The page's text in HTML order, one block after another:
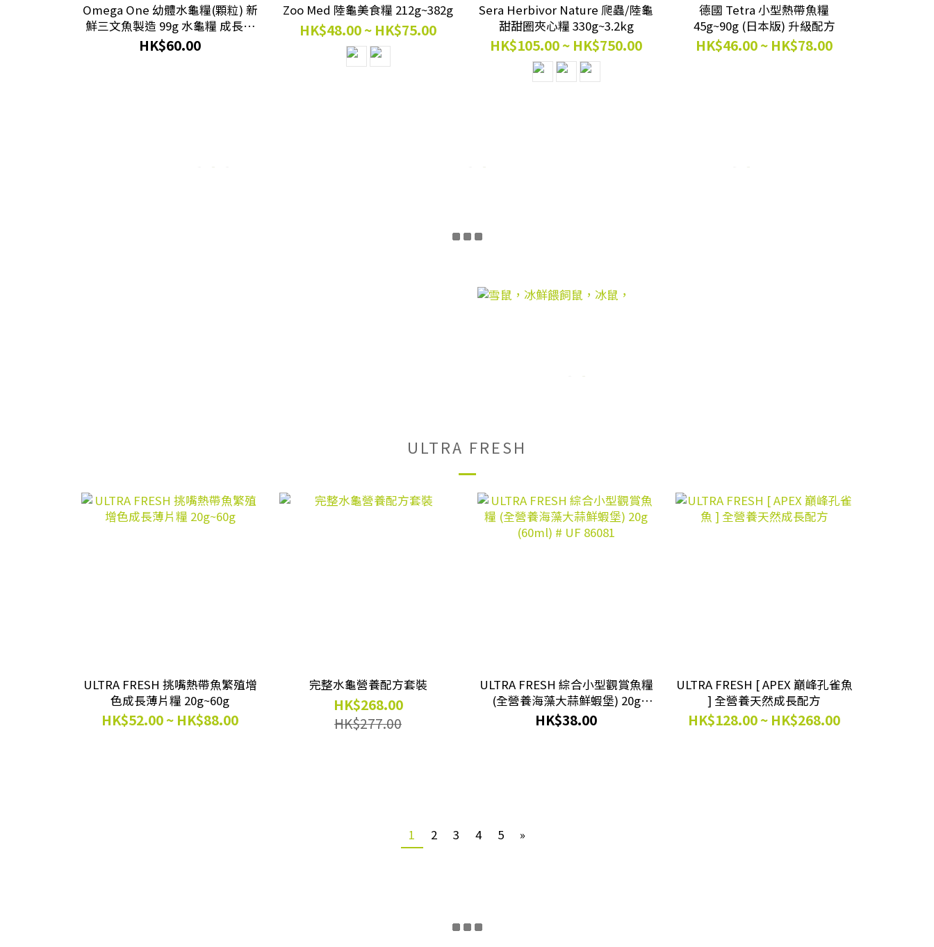
Omega One 幼體水龜糧(顆粒) 新
鮮三文魚製造 99g 水龜糧 成長配
方 巴西龜 澤龜 箱龜 適用 #
OM02314
HK$60.00
Zoo Med 陸龜美食糧 212g~382g
HK$48.00 ~ HK$75.00
Sera Herbivor Nature 爬蟲/陸龜
甜甜圈夾心糧 330g~3.2kg
HK$105.00 ~ HK$750.00
德國 Tetra 小型熱帶魚糧
45g~90g (日本版) 升級配方
HK$46.00 ~ HK$78.00
ULTRA FRESH
ULTRA FRESH 挑嘴熱帶魚繁殖增
色成長薄片糧 20g~60g
HK$52.00 ~ HK$88.00
完整水龜營養配方套裝
HK$268.00
HK$277.00
ULTRA FRESH 綜合小型觀賞魚糧
(全營養海藻大蒜鮮蝦堡) 20g
(60ml) # UF 86081
HK$38.00
ULTRA FRESH [ APEX 巔峰孔雀魚
] 全營養天然成長配方
HK$128.00 ~ HK$268.00
1 2 3 4 5 »